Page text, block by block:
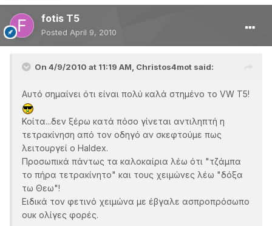
fotis T5
Posted April 9, 2010
On 4/9/2010 at 11:19 AM, Christos4mot said:
Αυτό σημαίνει ότι είναι πολύ καλά στημένο το VW T5!
Κοίτα...δεν ξέρω κατά πόσο γίνεται αντιληπτή η
τετρακίνηση από τον οδηγό αν σκεφτούμε πως
λειτουργεί ο Haldex.
Προσωπικά πάντως τα καλοκαίρια λέω ότι "τζάμπα
το πήρα τετρακίνητο" και τους χειμώνες λέω "δόξα
τω Θεω"!
Ειδικά τον φετινό χειμώνα με έβγαλε ασπροπρόσωπο
ουκ ολίγες φορές.